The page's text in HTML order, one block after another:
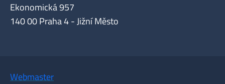
Ekonomická 957
140 00 Praha 4 - Jižní Město
Webmaster